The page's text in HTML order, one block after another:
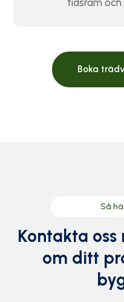
tidsram
Boka
Så
Kontakta
om ditt